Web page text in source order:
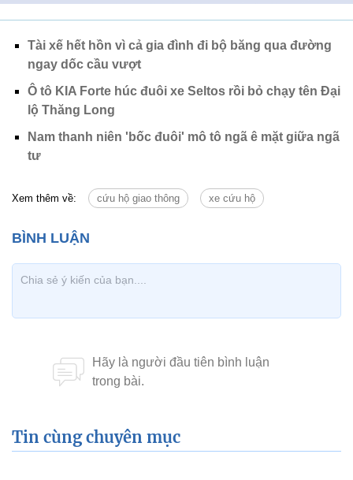
Tài xế hết hồn vì cả gia đình đi bộ băng qua đường
ngay dốc cầu vượt
Ô tô KIA Forte húc đuôi xe Seltos rồi bỏ chạy tên Đại
lộ Thăng Long
Nam thanh niên 'bốc đuôi' mô tô ngã ê mặt giữa ngã
tư
Xem thêm về: cứu hộ giao thông xe cứu hộ
Tin cùng chuyên mục